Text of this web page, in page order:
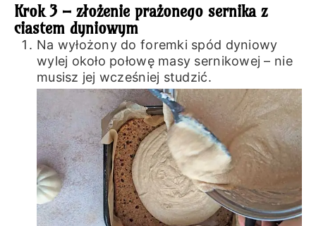
Krok 3 – złożenie prażonego sernika z
ciastem dyniowym
Na wyłożony do foremki spód dyniowy
wylej około połowę masy sernikowej – nie
musisz jej wcześniej studzić.